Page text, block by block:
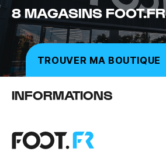
8 MAGASINS FOOT.FR
TROUVER MA BOUTIQUE
INFORMATIONS